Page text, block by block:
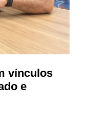
vínculos
e